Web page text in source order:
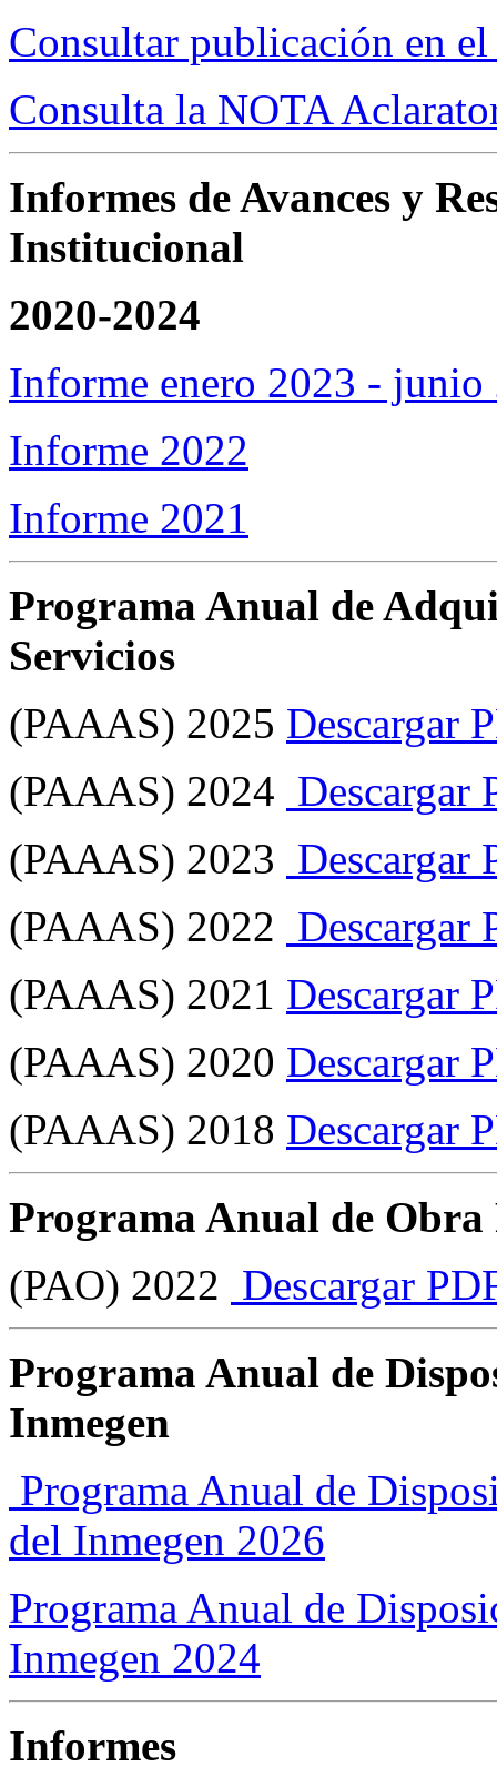
Consultar publicación en
Consulta la NOTA
Informes de Avances y
Institucional
2020-2024
Informe enero 2023 - junio
Informe 2022
Informe 2021
Programa Anual de
Servicios
(PAAAS) 2025 Descargar
(PAAAS) 2024 Descargar
(PAAAS) 2023 Descargar
(PAAAS) 2022 Descargar
(PAAAS) 2021 Descargar
(PAAAS) 2020 Descargar
(PAAAS) 2018 Descargar
Programa Anual de
(PAO) 2022 Descargar
Programa Anual de
Inmegen
Programa Anual de
del Inmegen 2026
Programa Anual de
Inmegen 2024
Informes